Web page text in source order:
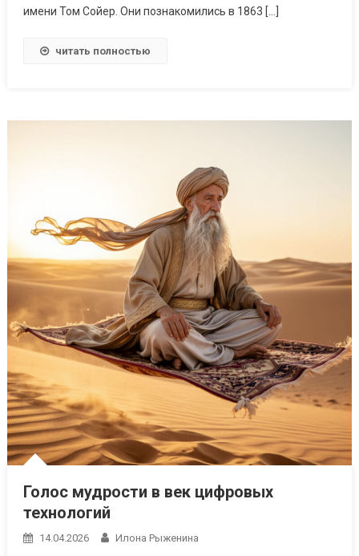
имени Том Сойер. Они познакомились в 1863 […]
читать полностью
Голос мудрости в век цифровых
технологий
14.04.2026 Илона Рыженина